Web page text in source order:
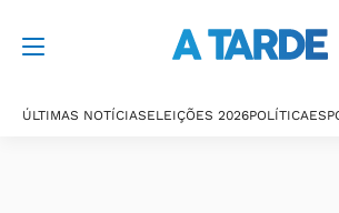
ÚLTIMAS NOTÍCIASELEIÇÕES 2026POLÍTICA